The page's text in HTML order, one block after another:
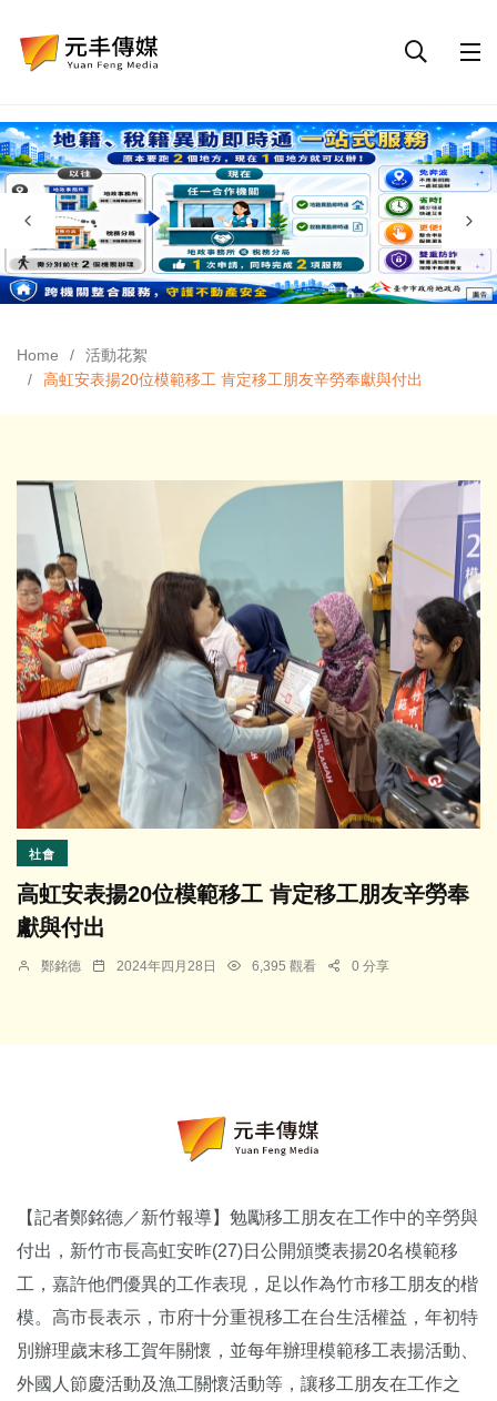
Home
活動花絮
高虹安表揚20位模範移工 肯定移工朋友辛勞奉獻與付出
社會
高虹安表揚20位模範移工 肯定移工朋友辛勞奉
獻與付出
鄭銘德 2024年四月28日 6,395 觀看 0 分享
【記者鄭銘德／新竹報導】勉勵移工朋友在工作中的辛勞與
付出，新竹市長高虹安昨(27)日公開頒獎表揚20名模範移
工，嘉許他們優異的工作表現，足以作為竹市移工朋友的楷
模。高市長表示，市府十分重視移工在台生活權益，年初特
別辦理歲末移工賀年關懷，並每年辦理模範移工表揚活動、
外國人節慶活動及漁工關懷活動等，讓移工朋友在工作之